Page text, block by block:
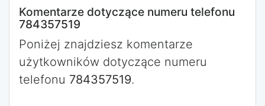
Komentarze dotyczące numeru telefonu
784357519
Poniżej znajdziesz komentarze
użytkowników dotyczące numeru
telefonu 784357519.